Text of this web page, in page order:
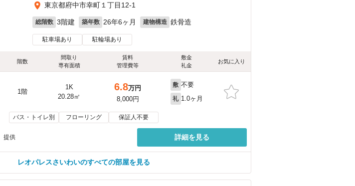
東京都府中市幸町１丁目12-1
総階数 3階建 築年数 26年6ヶ月 建物構造 鉄骨造
駐車場あり 駐輪場あり
階数
間取り
専有面積
賃料
管理費等
敷金
礼金
お気に入り
1階
1K
20.28㎡
6.8万円
8,000円
敷 不要
礼 1.0ヶ月
バス・トイレ別 フローリング 保証人不要
提供 詳細を見る
レオパレスさいわいのすべての部屋を見る